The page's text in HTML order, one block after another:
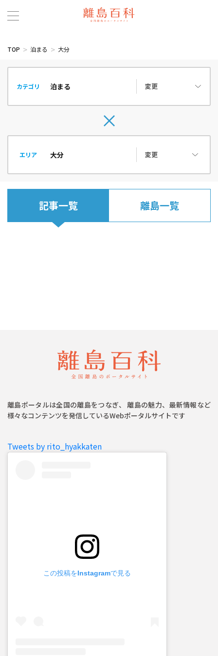
TOP 泊まる 大分
カテゴリ 変更
エリア 変更
記事一覧 離島一覧
離島ポータルは全国の離島をつなぎ、 離島の魅力、最新情報など
様々なコンテンツを発信しているWebポータルサイトです
Tweets by rito_hyakkaten
この投稿をInstagramで見る